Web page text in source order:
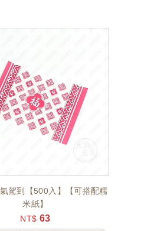
駕到【500入】【可搭配糯
米紙】
NT$ 63